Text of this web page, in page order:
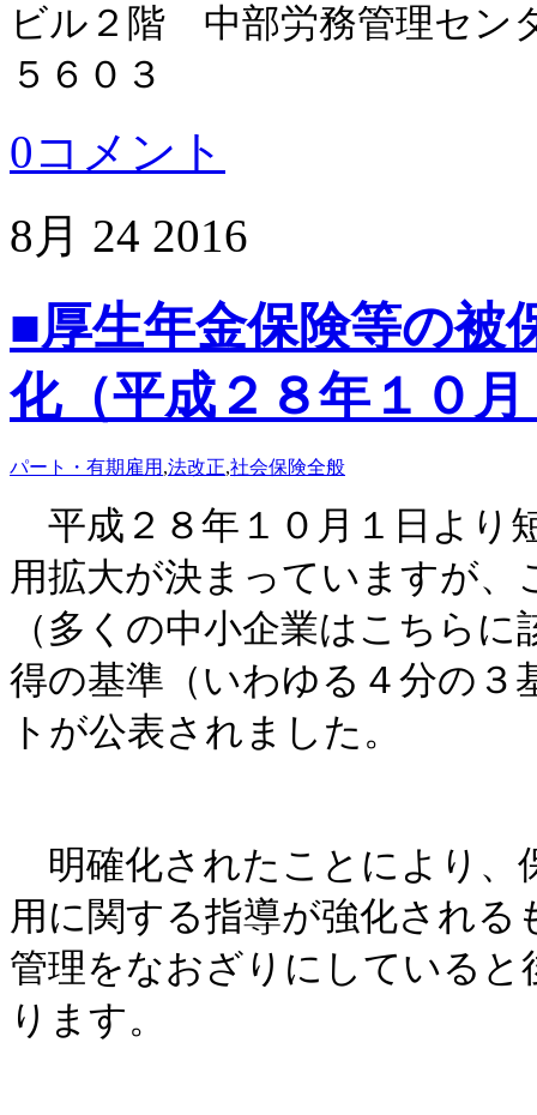
ビル２階 中部労務管理セン
５６０３
0コメント
8月 24 2016
■厚生年金保険等の被
化（平成２８年１０
パート・有期雇用 ,法改正,社会保険全般
平成２８年１０月１日より
用拡大が決まっていますが
（多くの中小企業はこちら
得の基準（いわゆる４分の３
トが公表されました。
明確化されたことにより、
用に関する指導が強化され
管理をなおざりにしている
ります。